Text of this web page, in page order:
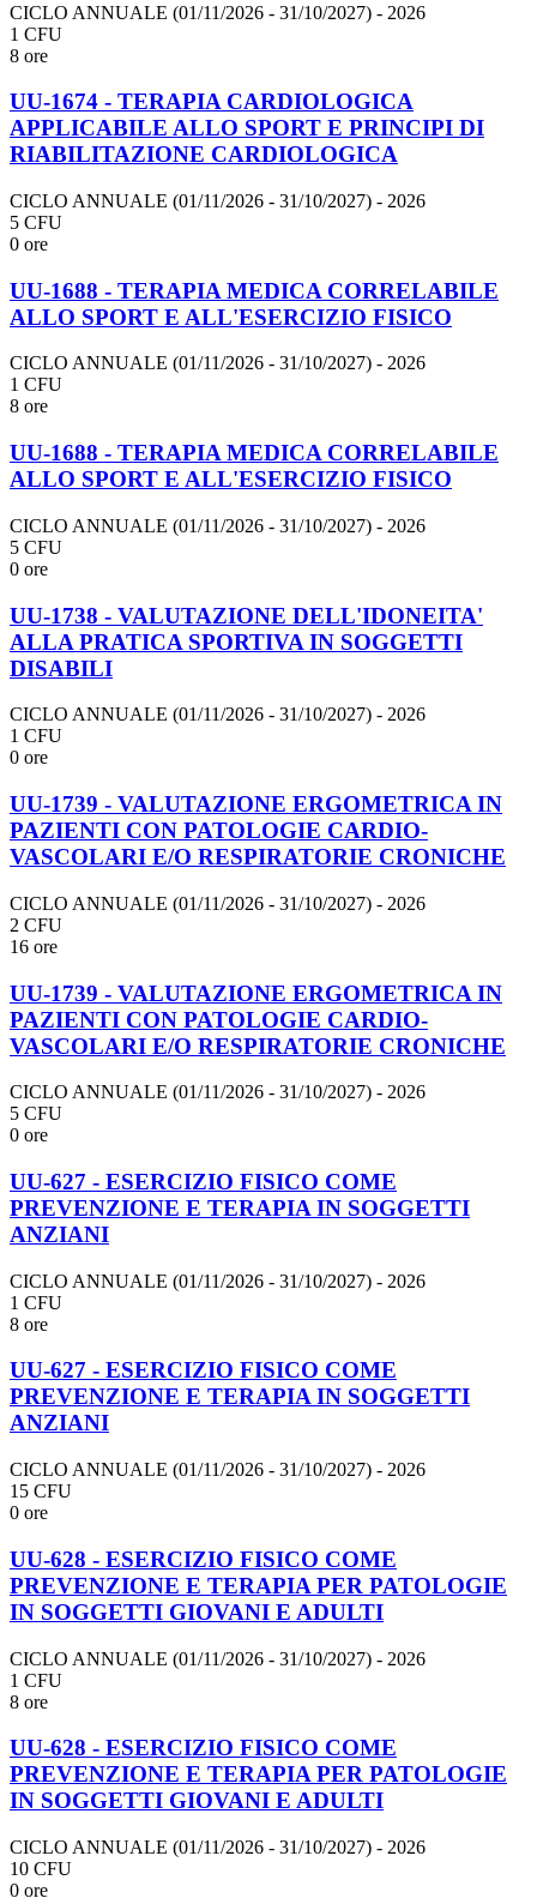
CICLO ANNUALE (01/11/2026 - 31/10/2027) - 2026
1 CFU
8 ore
UU-1674 - TERAPIA CARDIOLOGICA
APPLICABILE ALLO SPORT E PRINCIPI DI
RIABILITAZIONE CARDIOLOGICA
CICLO ANNUALE (01/11/2026 - 31/10/2027) - 2026
5 CFU
0 ore
UU-1688 - TERAPIA MEDICA CORRELABILE
ALLO SPORT E ALL'ESERCIZIO FISICO
CICLO ANNUALE (01/11/2026 - 31/10/2027) - 2026
1 CFU
8 ore
UU-1688 - TERAPIA MEDICA CORRELABILE
ALLO SPORT E ALL'ESERCIZIO FISICO
CICLO ANNUALE (01/11/2026 - 31/10/2027) - 2026
5 CFU
0 ore
UU-1738 - VALUTAZIONE DELL'IDONEITA'
ALLA PRATICA SPORTIVA IN SOGGETTI
DISABILI
CICLO ANNUALE (01/11/2026 - 31/10/2027) - 2026
1 CFU
0 ore
UU-1739 - VALUTAZIONE ERGOMETRICA IN
PAZIENTI CON PATOLOGIE CARDIO-
VASCOLARI E/O RESPIRATORIE CRONICHE
CICLO ANNUALE (01/11/2026 - 31/10/2027) - 2026
2 CFU
16 ore
UU-1739 - VALUTAZIONE ERGOMETRICA IN
PAZIENTI CON PATOLOGIE CARDIO-
VASCOLARI E/O RESPIRATORIE CRONICHE
CICLO ANNUALE (01/11/2026 - 31/10/2027) - 2026
5 CFU
0 ore
UU-627 - ESERCIZIO FISICO COME
PREVENZIONE E TERAPIA IN SOGGETTI
ANZIANI
CICLO ANNUALE (01/11/2026 - 31/10/2027) - 2026
1 CFU
8 ore
UU-627 - ESERCIZIO FISICO COME
PREVENZIONE E TERAPIA IN SOGGETTI
ANZIANI
CICLO ANNUALE (01/11/2026 - 31/10/2027) - 2026
15 CFU
0 ore
UU-628 - ESERCIZIO FISICO COME
PREVENZIONE E TERAPIA PER PATOLOGIE
IN SOGGETTI GIOVANI E ADULTI
CICLO ANNUALE (01/11/2026 - 31/10/2027) - 2026
1 CFU
8 ore
UU-628 - ESERCIZIO FISICO COME
PREVENZIONE E TERAPIA PER PATOLOGIE
IN SOGGETTI GIOVANI E ADULTI
CICLO ANNUALE (01/11/2026 - 31/10/2027) - 2026
10 CFU
0 ore